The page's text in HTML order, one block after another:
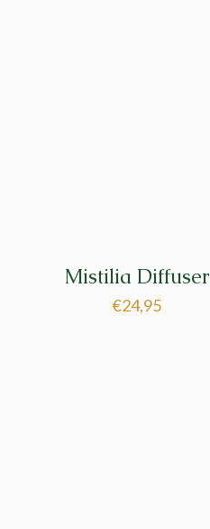
Mistilia Diffuser
€24,95